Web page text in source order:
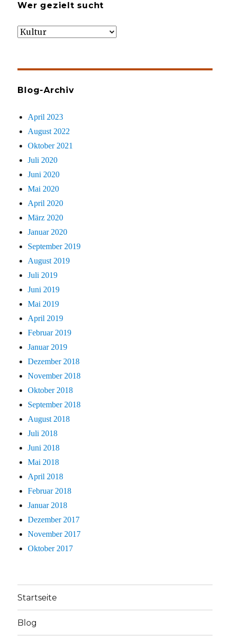
Wer gezielt sucht
Wer
Blog-Archiv
April 2023
August 2022
Oktober 2021
Juli 2020
Juni 2020
Mai 2020
April 2020
März 2020
Januar 2020
September 2019
August 2019
Juli 2019
Juni 2019
Mai 2019
April 2019
Februar 2019
Januar 2019
Dezember 2018
November 2018
Oktober 2018
September 2018
August 2018
Juli 2018
Juni 2018
Mai 2018
April 2018
Februar 2018
Januar 2018
Dezember 2017
November 2017
Oktober 2017
Startseite
Blog